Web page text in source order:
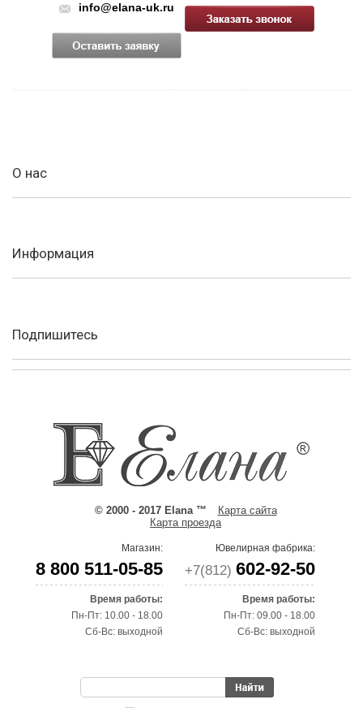
info@elana-uk.ru
О нас
Информация
Подпишитесь
© 2000 - 2017 Elana ™
Карта сайта
Карта проезда
Магазин:
8 800 511-05-85
Время работы:
Пн-Пт: 10.00 - 18.00
Сб-Вс: выходной
Ювелирная фабрика:
+7(812) 602-92-50
Время работы:
Пн-Пт: 09.00 - 18.00
Сб-Вс: выходной